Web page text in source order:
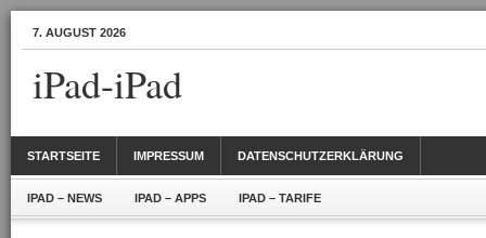
7. AUGUST 2026
iPad-iPad
STARTSEITE IMPRESSUM DATENSCHUTZERKLÄRUNG
IPAD – NEWS IPAD – APPS IPAD – TARIFE